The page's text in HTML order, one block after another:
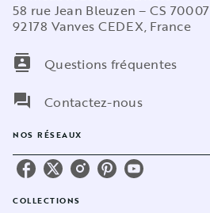
58 rue Jean Bleuzen – CS 70007
92178 Vanves CEDEX, France
contacts
Questions fréquentes
question_answer
Contactez-nous
NOS RÉSEAUX
COLLECTIONS